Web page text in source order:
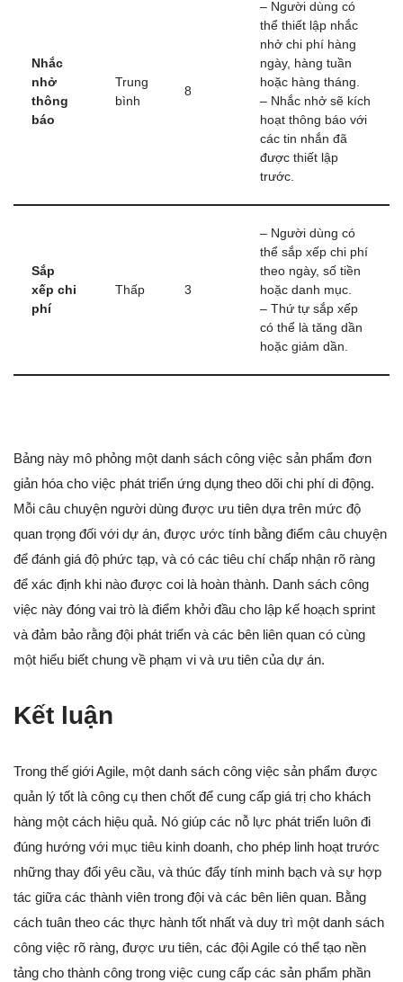
Nhắc
nhở
thông
báo
Trung
bình
8
– Người dùng có
thể thiết lập nhắc
nhở chi phí hàng
ngày, hàng tuần
hoặc hàng tháng.
– Nhắc nhở sẽ kích
hoạt thông báo với
các tin nhắn đã
được thiết lập
trước.
Sắp
xếp chi
phí
Thấp 3
– Người dùng có
thể sắp xếp chi phí
theo ngày, số tiền
hoặc danh mục.
– Thứ tự sắp xếp
có thể là tăng dần
hoặc giảm dần.
Bảng này mô phỏng một danh sách công việc sản phẩm đơn
giản hóa cho việc phát triển ứng dụng theo dõi chi phí di động.
Mỗi câu chuyện người dùng được ưu tiên dựa trên mức độ
quan trọng đối với dự án, được ước tính bằng điểm câu chuyện
để đánh giá độ phức tạp, và có các tiêu chí chấp nhận rõ ràng
để xác định khi nào được coi là hoàn thành. Danh sách công
việc này đóng vai trò là điểm khởi đầu cho lập kế hoạch sprint
và đảm bảo rằng đội phát triển và các bên liên quan có cùng
một hiểu biết chung về phạm vi và ưu tiên của dự án.
Kết luận
Trong thế giới Agile, một danh sách công việc sản phẩm được
quản lý tốt là công cụ then chốt để cung cấp giá trị cho khách
hàng một cách hiệu quả. Nó giúp các nỗ lực phát triển luôn đi
đúng hướng với mục tiêu kinh doanh, cho phép linh hoạt trước
những thay đổi yêu cầu, và thúc đẩy tính minh bạch và sự hợp
tác giữa các thành viên trong đội và các bên liên quan. Bằng
cách tuân theo các thực hành tốt nhất và duy trì một danh sách
công việc rõ ràng, được ưu tiên, các đội Agile có thể tạo nền
tảng cho thành công trong việc cung cấp các sản phẩm phần